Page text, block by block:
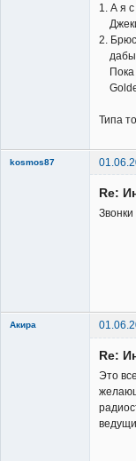
1. А я
2.
дабы
Пока
Типа
kosmos87
Re:
Акира
Re:
Это